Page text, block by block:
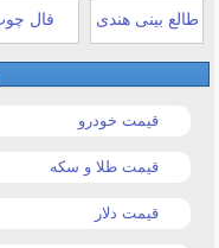
طالع بینی هندی فال
قیمت خودرو
قیمت طلا و سکه
قیمت دلار